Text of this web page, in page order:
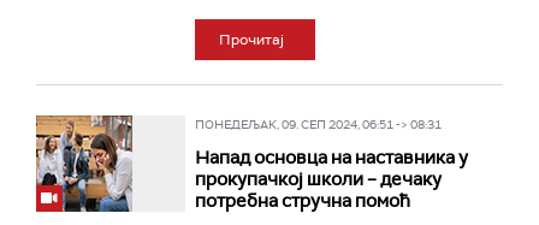
Прочитај
ПОНЕДЕЉАК, 09. СЕП 2024, 06:51 -> 08:31
Напад основца на наставника у
прокупачкој школи – дечаку
потребна стручна помоћ